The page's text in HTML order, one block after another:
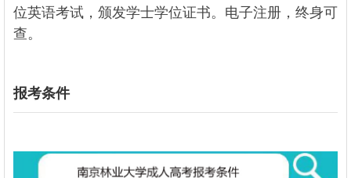
位英语考试，颁发学士学位证书。电子注册，终身可
查。
报考条件